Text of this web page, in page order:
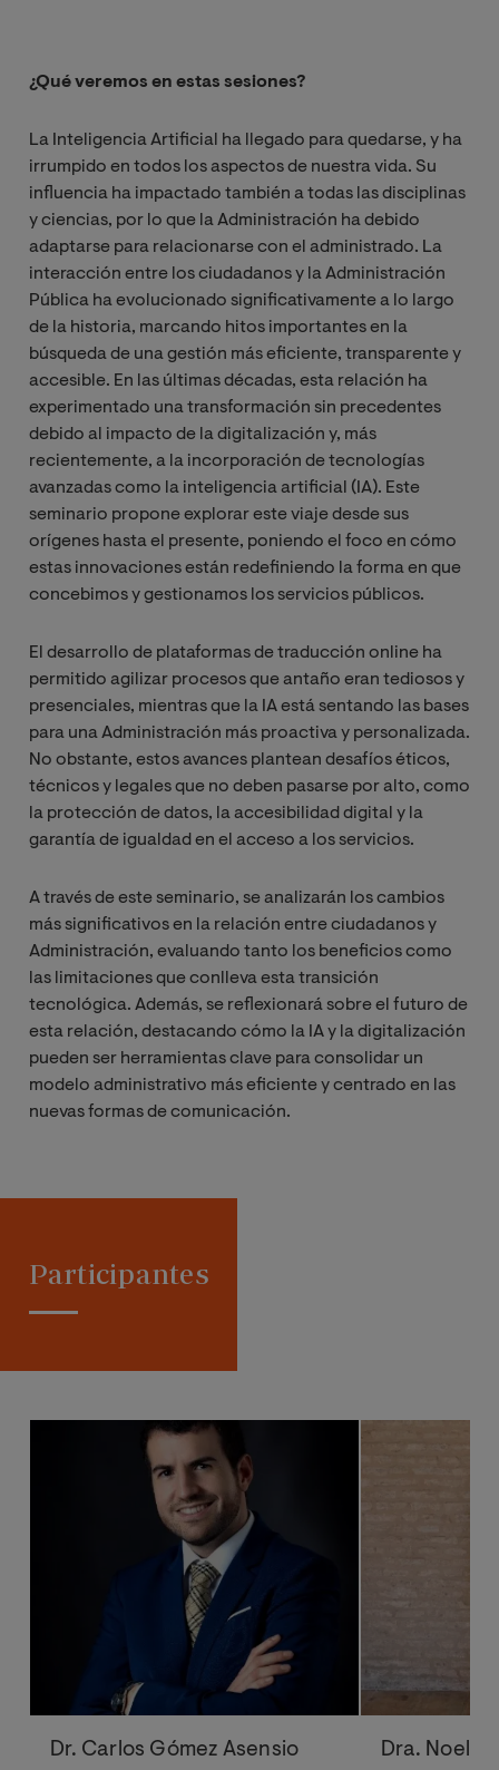
¿Qué veremos en estas sesiones?
La Inteligencia Artificial ha llegado para quedarse, y ha
irrumpido en todos los aspectos de nuestra vida. Su
influencia ha impactado también a todas las disciplinas
y ciencias, por lo que la Administración ha debido
adaptarse para relacionarse con el administrado. La
interacción entre los ciudadanos y la Administración
Pública ha evolucionado significativamente a lo largo
de la historia, marcando hitos importantes en la
búsqueda de una gestión más eficiente, transparente y
accesible. En las últimas décadas, esta relación ha
experimentado una transformación sin precedentes
debido al impacto de la digitalización y, más
recientemente, a la incorporación de tecnologías
avanzadas como la inteligencia artificial (IA). Este
seminario propone explorar este viaje desde sus
orígenes hasta el presente, poniendo el foco en cómo
estas innovaciones están redefiniendo la forma en que
concebimos y gestionamos los servicios públicos.
El desarrollo de plataformas de traducción online ha
permitido agilizar procesos que antaño eran tediosos y
presenciales, mientras que la IA está sentando las bases
para una Administración más proactiva y personalizada.
No obstante, estos avances plantean desafíos éticos,
técnicos y legales que no deben pasarse por alto, como
la protección de datos, la accesibilidad digital y la
garantía de igualdad en el acceso a los servicios.
A través de este seminario, se analizarán los cambios
más significativos en la relación entre ciudadanos y
Administración, evaluando tanto los beneficios como
las limitaciones que conlleva esta transición
tecnológica. Además, se reflexionará sobre el futuro de
esta relación, destacando cómo la IA y la digitalización
pueden ser herramientas clave para consolidar un
modelo administrativo más eficiente y centrado en las
nuevas formas de comunicación.
Participantes
Dr. Carlos Gómez Asensio Dra. Noelia